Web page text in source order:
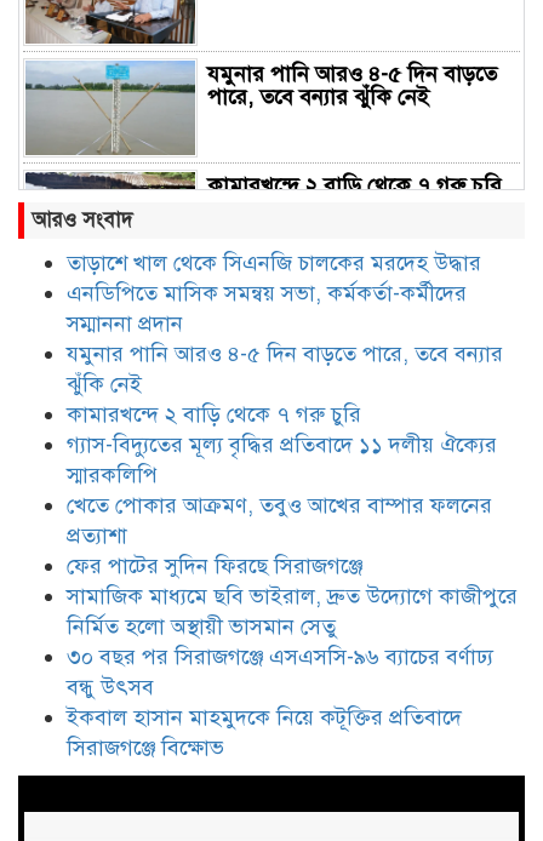
যমুনার পানি আরও ৪-৫ দিন বাড়তে
পারে, তবে বন্যার ঝুঁকি নেই
কামারখন্দে ২ বাড়ি থেকে ৭ গরু চুরি
গ্যাস-বিদ্যুতের মূল্য বৃদ্ধির প্রতিবাদে
খেতে পোকার আক্রমণ, তবুও আখের
বাম্পার ফলনের প্রত্যাশা
ফের পাটের সুদিন ফিরছে সিরাজগঞ্জে
সামাজিক মাধ্যমে ছবি ভাইরাল, দ্রুত
উদ্যোগে কাজীপুরে নির্মিত হলো
৩০ বছর পর সিরাজগঞ্জে এসএসসি-৯৬
আরও সংবাদ
তাড়াশে খাল থেকে সিএনজি চালকের মরদেহ উদ্ধার
এনডিপিতে মাসিক সমন্বয় সভা, কর্মকর্তা-কর্মীদের
সম্মাননা প্রদান
যমুনার পানি আরও ৪-৫ দিন বাড়তে পারে, তবে বন্যার
ঝুঁকি নেই
কামারখন্দে ২ বাড়ি থেকে ৭ গরু চুরি
গ্যাস-বিদ্যুতের মূল্য বৃদ্ধির প্রতিবাদে ১১ দলীয় ঐক্যের
স্মারকলিপি
খেতে পোকার আক্রমণ, তবুও আখের বাম্পার ফলনের
প্রত্যাশা
ফের পাটের সুদিন ফিরছে সিরাজগঞ্জে
সামাজিক মাধ্যমে ছবি ভাইরাল, দ্রুত উদ্যোগে কাজীপুরে
নির্মিত হলো অস্থায়ী ভাসমান সেতু
৩০ বছর পর সিরাজগঞ্জে এসএসসি-৯৬ ব্যাচের বর্ণাঢ্য
বন্ধু উৎসব
ইকবাল হাসান মাহমুদকে নিয়ে কটূক্তির প্রতিবাদে
সিরাজগঞ্জে বিক্ষোভ